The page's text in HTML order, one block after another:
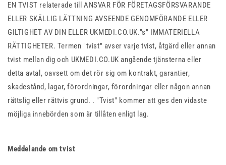
EN TVIST relaterade till ANSVAR FÖR FÖRETAGSFÖRSVARANDE
ELLER SKÄLLIG LÄTTNING AVSEENDE GENOMFÖRANDE ELLER
GILTIGHET AV DIN ELLER UKMEDI.CO.UK."s" IMMATERIELLA
RÄTTIGHETER. Termen "tvist" avser varje tvist, åtgärd eller annan
tvist mellan dig och UKMEDI.CO.UK angående tjänsterna eller
detta avtal, oavsett om det rör sig om kontrakt, garantier,
skadestånd, lagar, förordningar, förordningar eller någon annan
rättslig eller rättvis grund. . "Tvist" kommer att ges den vidaste
möjliga innebörden som är tillåten enligt lag.
Meddelande om tvist